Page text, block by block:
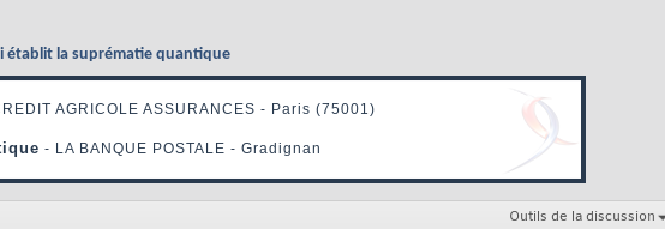
établit la suprématie quantique
Outils de la discussion